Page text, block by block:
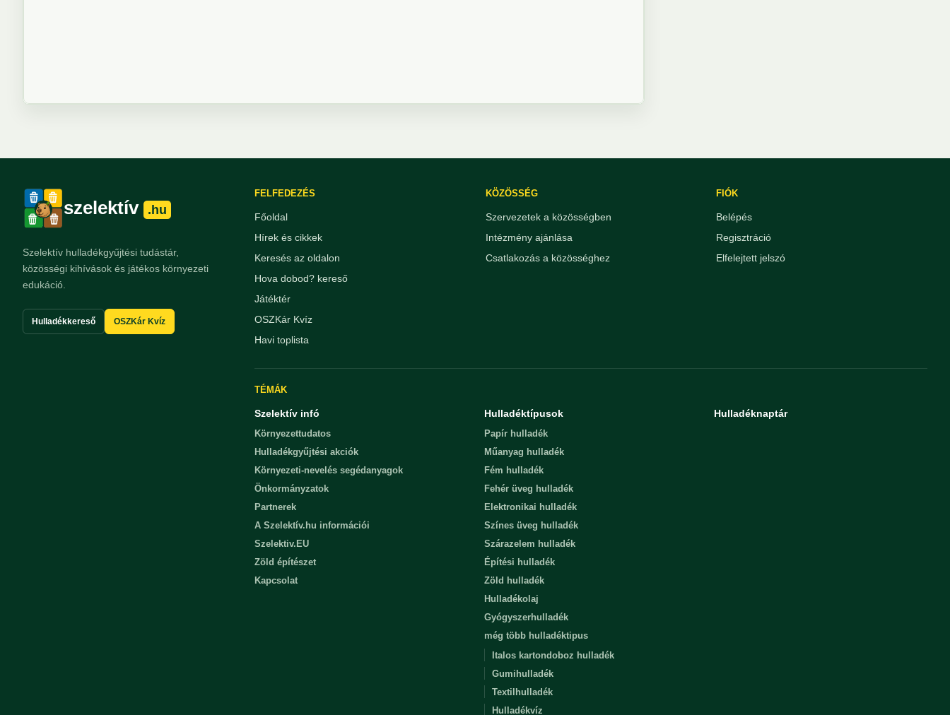
szelektív .hu
Szelektív hulladékgyűjtési tudástár,
közösségi kihívások és játékos környezeti
edukáció.
Hulladékkereső OSZKár Kvíz
FELFEDEZÉS
Főoldal
Hírek és cikkek
Keresés az oldalon
Hova dobod? kereső
Játéktér
OSZKár Kvíz
Havi toplista
KÖZÖSSÉG
Szervezetek a közösségben
Intézmény ajánlása
Csatlakozás a közösséghez
FIÓK
Belépés
Regisztráció
Elfelejtett jelszó
TÉMÁK
Szelektív infó
Környezettudatos
Hulladékgyűjtési akciók
Környezeti-nevelés segédanyagok
Önkormányzatok
Partnerek
A Szelektív.hu információi
Szelektiv.EU
Zöld építészet
Kapcsolat
Hulladéktípusok
Papír hulladék
Műanyag hulladék
Fém hulladék
Fehér üveg hulladék
Elektronikai hulladék
Színes üveg hulladék
Szárazelem hulladék
Építési hulladék
Zöld hulladék
Hulladékolaj
Gyógyszerhulladék
még több hulladéktipus
Italos kartondoboz hulladék
Gumihulladék
Textilhulladék
Hulladékvíz
Hulladéknaptár